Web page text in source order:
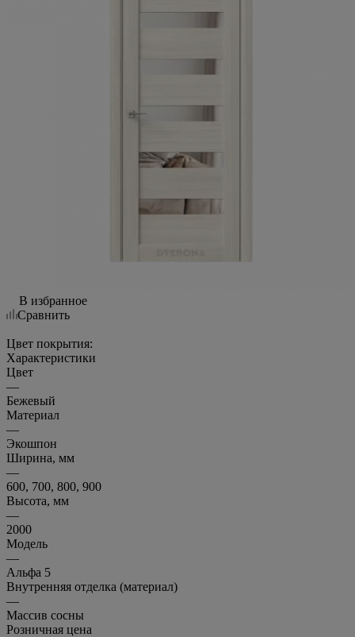
В избранное
Сравнить
Цвет покрытия:
Характеристики
Цвет
—
Бежевый
Материал
—
Экошпон
Ширина, мм
—
600, 700, 800, 900
Высота, мм
—
2000
Модель
—
Альфа 5
Внутренняя отделка (материал)
—
Массив сосны
Розничная цена